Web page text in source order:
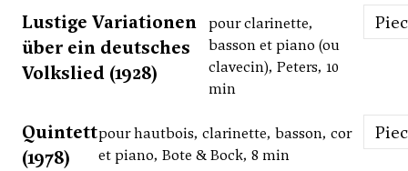
Lustige Variationen
über ein deutsches
Volkslied (1928)
pour clarinette,
basson et piano (ou
clavecin), Peters, 10
min
Quintett
(1978)
pour hautbois, clarinette, basson, cor
et piano, Bote & Bock, 8 min